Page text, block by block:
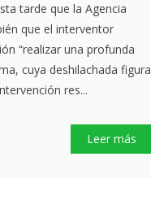
tarde que la Agencia
que el interventor
“realizar una profunda
cuya deshilachada figura
res...
Leer más